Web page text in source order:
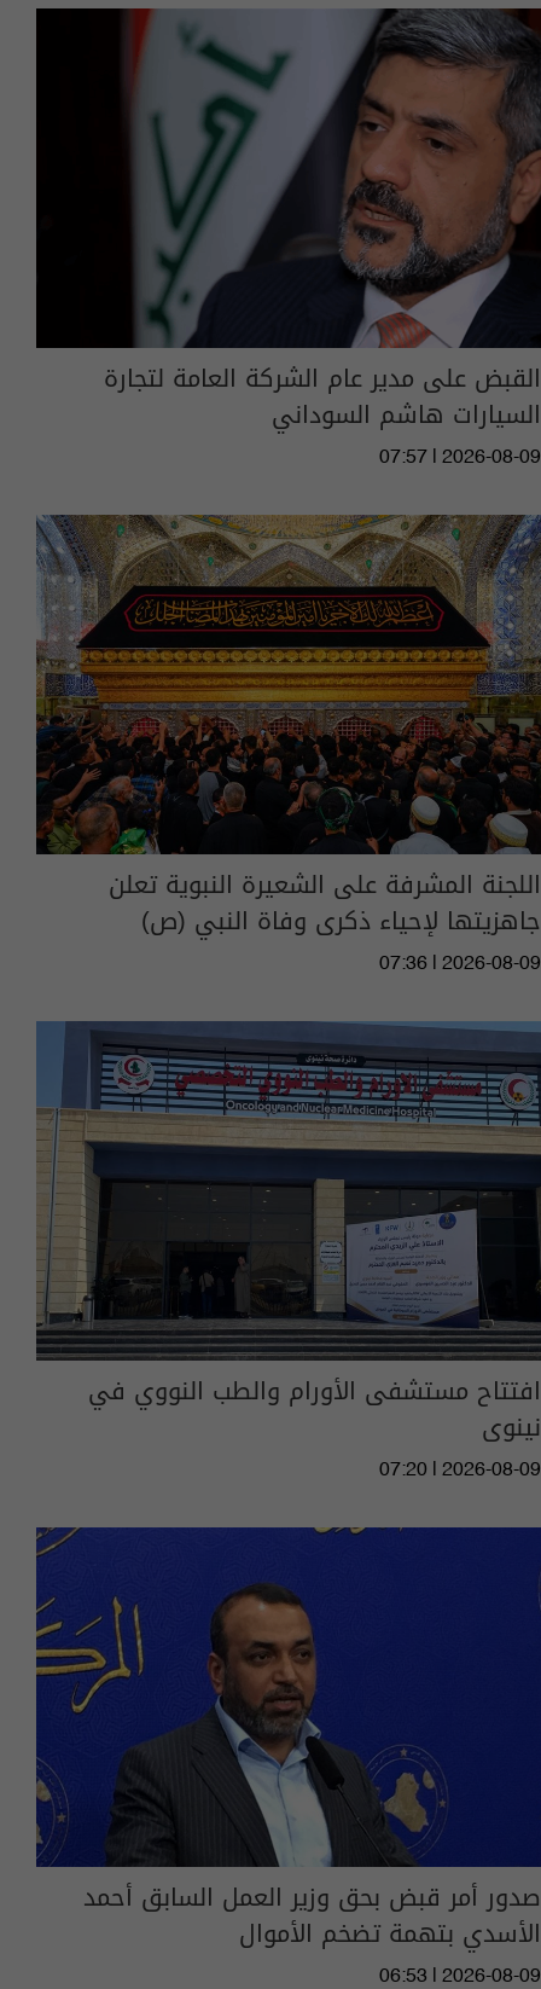
القبض على مدير عام الشركة العامة لتجارة
السيارات هاشم السوداني
07:57 | 2026-08-09
اللجنة المشرفة على الشعيرة النبوية تعلن
جاهزيتها لإحياء ذكرى وفاة النبي (ص)
07:36 | 2026-08-09
افتتاح مستشفى الأورام والطب النووي في
نينوى
07:20 | 2026-08-09
صدور أمر قبض بحق وزير العمل السابق أحمد
الأسدي بتهمة تضخم الأموال
06:53 | 2026-08-09